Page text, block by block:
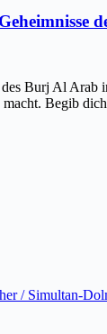
Burj Al
Begib
/ Simultan-